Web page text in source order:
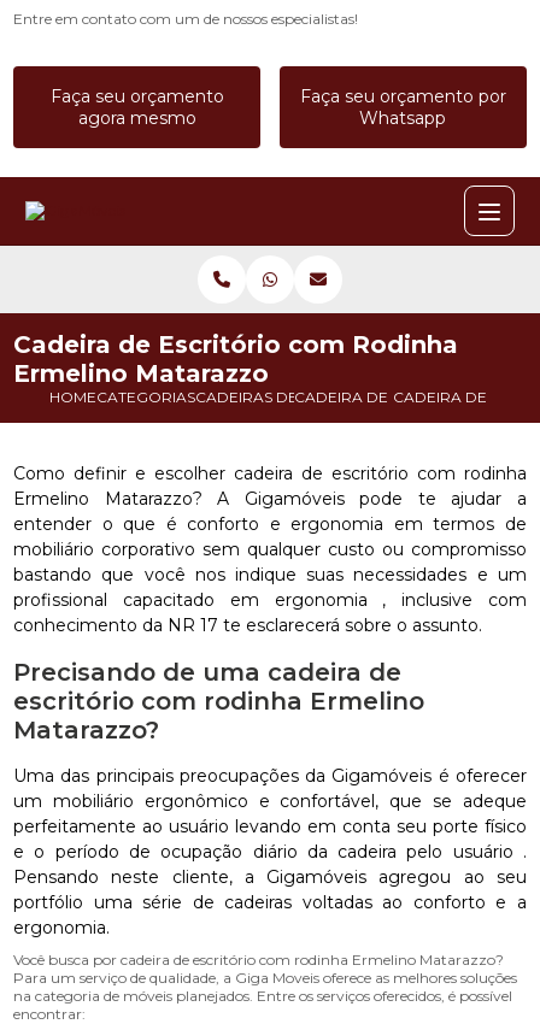
Entre em contato com um de nossos especialistas!
Faça seu orçamento
agora mesmo
Faça seu orçamento por
Whatsapp
HOMECATEGORIASCADEIRAS DE ESCRITORIOCADEIRA DE ESCRITORIO
CADEIRA DE
Cadeira de Escritório com Rodinha
Ermelino Matarazzo
Como definir e escolher cadeira de escritório com rodinha
Ermelino Matarazzo? A Gigamóveis pode te ajudar a
entender o que é conforto e ergonomia em termos de
mobiliário corporativo sem qualquer custo ou compromisso
bastando que você nos indique suas necessidades e um
profissional capacitado em ergonomia , inclusive com
conhecimento da NR 17 te esclarecerá sobre o assunto.
Precisando de uma cadeira de
escritório com rodinha Ermelino
Matarazzo?
Uma das principais preocupações da Gigamóveis é oferecer
um mobiliário ergonômico e confortável, que se adeque
perfeitamente ao usuário levando em conta seu porte físico
e o período de ocupação diário da cadeira pelo usuário .
Pensando neste cliente, a Gigamóveis agregou ao seu
portfólio uma série de cadeiras voltadas ao conforto e a
ergonomia.
Você busca por cadeira de escritório com rodinha Ermelino Matarazzo?
Para um serviço de qualidade, a Giga Moveis oferece as melhores soluções
na categoria de móveis planejados. Entre os serviços oferecidos, é possível
encontrar: